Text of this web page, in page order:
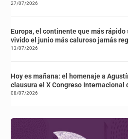
27/07/2026
Europa, el continente que más rápido
vivido el junio más caluroso jamás
13/07/2026
Hoy es mañana: el homenaje a
clausura el X Congreso Internacional
08/07/2026